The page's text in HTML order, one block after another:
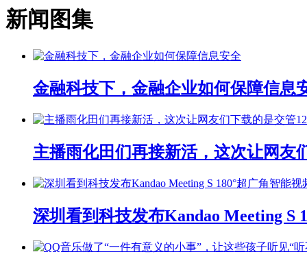
新闻图集
金融科技下，金融企业如何保障信息
主播雨化田们再接新活，这次让网友
深圳看到科技发布Kandao Meeting S